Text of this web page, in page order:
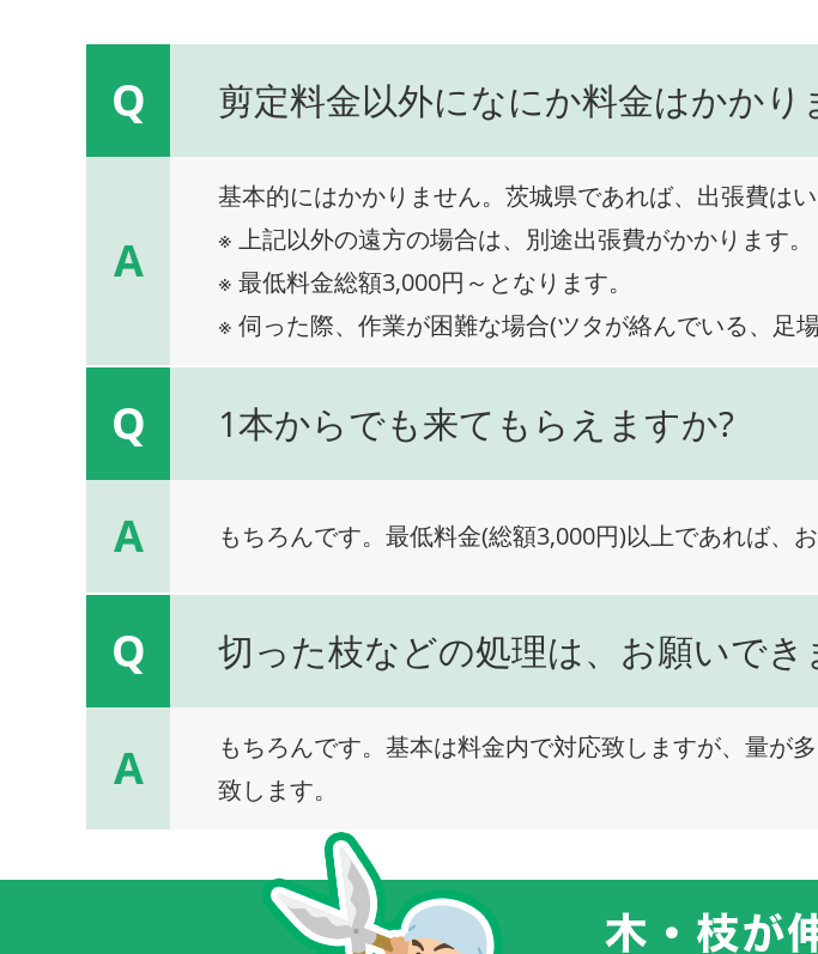
Q 剪定料金以外になにか料金はかかり
A
基本的にはかかりません。茨城県であれば、出張費はい
※ 上記以外の遠方の場合は、別途出張費がかかります。
※ 最低料金総額3,000円～となります。
※ 伺った際、作業が困難な場合(ツタが絡んでいる、足
Q 1本からでも来てもらえますか?
A もちろんです。最低料金(総額3,000円)以上であれば、お
Q 切った枝などの処理は、お願いでき
A
もちろんです。基本は料金内で対応致しますが、量が
致します。